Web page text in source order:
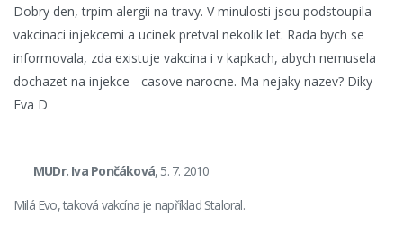
Dobry den, trpim alergii na travy. V minulosti jsou podstoupila
vakcinaci injekcemi a ucinek pretval nekolik let. Rada bych se
informovala, zda existuje vakcina i v kapkach, abych nemusela
dochazet na injekce - casove narocne. Ma nejaky nazev? Diky
Eva D
MUDr. Iva Pončáková, 5. 7. 2010
Milá Evo, taková vakcína je například Staloral.